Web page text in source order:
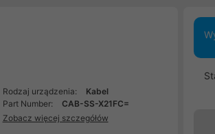
Rodzaj urządzenia:
Kabel
Part Number:
CAB-SS-X21FC=
Zobacz więcej szczegółów